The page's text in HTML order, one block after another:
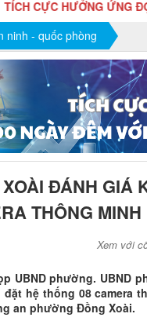
ỨNG ĐỢT THI ĐUA
ninh - quốc phòng
ĐÁNH GIÁ
THÔNG
Xem với
UBND phường. UBND
hệ thống 08 camera
an phường Đồng Xoài.